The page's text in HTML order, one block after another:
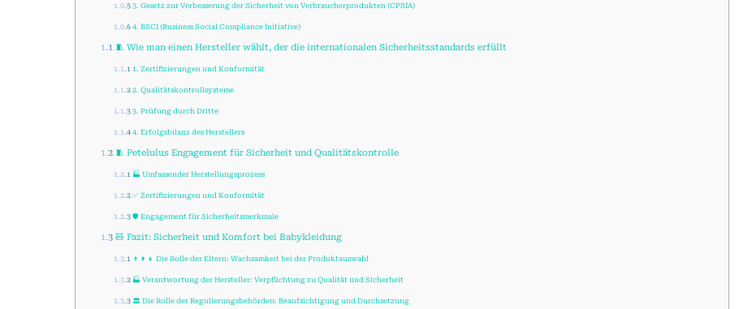
1.0.53. Gesetz zur Verbesserung der Sicherheit von Verbraucherprodukten (CPSIA)
1.0.64. BSCI (Business Social Compliance Initiative)
1.1🧵 Wie man einen Hersteller wählt, der die internationalen Sicherheitsstandards erfüllt
1.1.1 1. Zertifizierungen und Konformität
1.1.22. Qualitätskontrollsysteme
1.1.33. Prüfung durch Dritte
1.1.44. Erfolgsbilanz des Herstellers
1.2🧵 Petelulus Engagement für Sicherheit und Qualitätskontrolle
1.2.1 🏭 Umfassender Herstellungsprozess
1.2.2✅ Zertifizierungen und Konformität
1.2.3🛡️ Engagement für Sicherheitsmerkmale
1.3🧸 Fazit: Sicherheit und Komfort bei Babykleidung
1.3.1 👨‍👩‍👧 Die Rolle der Eltern: Wachsamkeit bei der Produktauswahl
1.3.2🏭 Verantwortung der Hersteller: Verpflichtung zu Qualität und Sicherheit
1.3.3🏛️ Die Rolle der Regulierungsbehörden: Beaufsichtigung und Durchsetzung